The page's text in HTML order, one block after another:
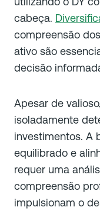
cabeça.
compreensão
ativo são
decisão
Apesar de
isoladamente
investimentos. A
equilibrado e
requer uma
compreensão
impulsionam o